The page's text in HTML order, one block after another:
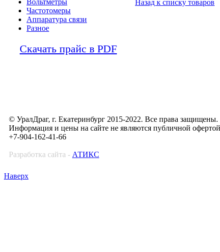
Вольтметры
Частотомеры
Аппаратура связи
Разное
Скачать прайс в PDF
Назад к списку товаров
© УралДраг, г. Екатеринбург 2015-2022. Все права защищены.
Информация и цены на сайте не являются публичной офертой
+7-904-162-41-66
Разработка сайта - АТИКС
Наверх